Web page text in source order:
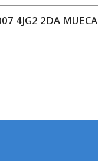
4JG2 2DA MUECA